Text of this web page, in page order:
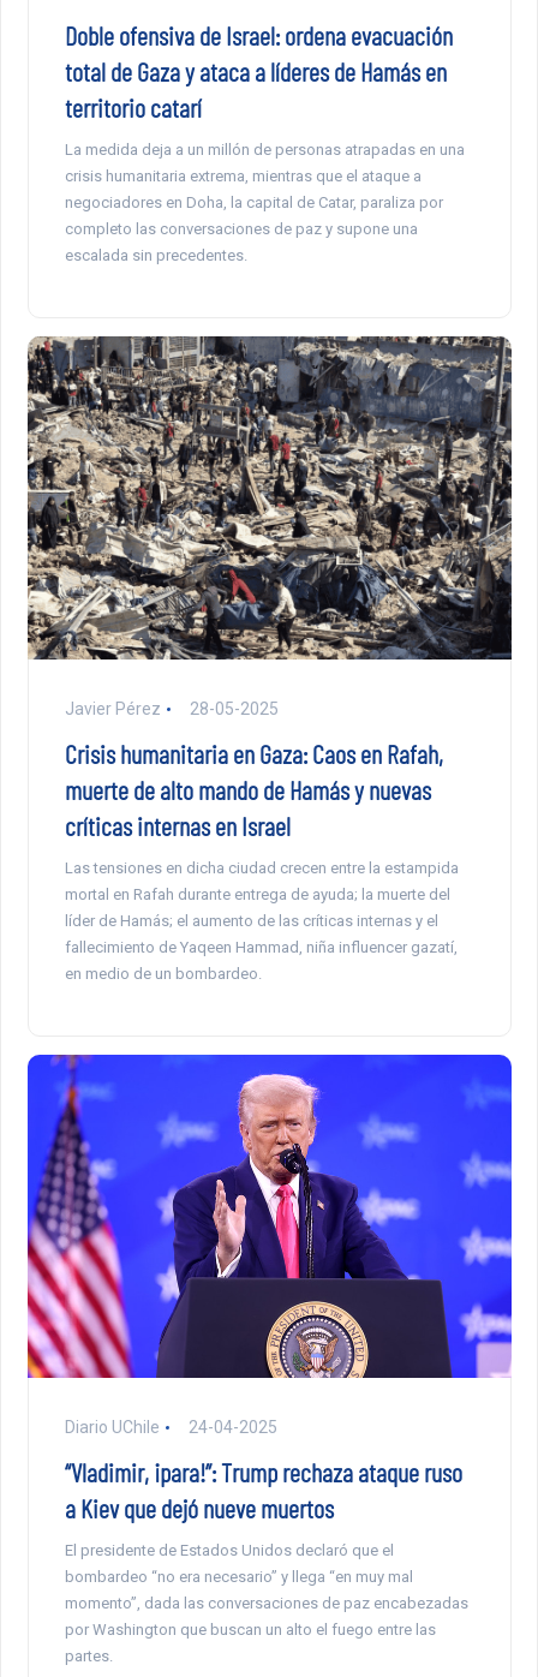
Doble ofensiva de Israel: ordena evacuación
total de Gaza y ataca a líderes de Hamás en
territorio catarí
La medida deja a un millón de personas atrapadas en una
crisis humanitaria extrema, mientras que el ataque a
negociadores en Doha, la capital de Catar, paraliza por
completo las conversaciones de paz y supone una
escalada sin precedentes.
Javier Pérez 28-05-2025
Crisis humanitaria en Gaza: Caos en Rafah,
muerte de alto mando de Hamás y nuevas
críticas internas en Israel
Las tensiones en dicha ciudad crecen entre la estampida
mortal en Rafah durante entrega de ayuda; la muerte del
líder de Hamás; el aumento de las críticas internas y el
fallecimiento de Yaqeen Hammad, niña influencer gazatí,
en medio de un bombardeo.
Diario UChile 24-04-2025
“Vladimir, ¡para!”: Trump rechaza ataque ruso
a Kiev que dejó nueve muertos
El presidente de Estados Unidos declaró que el
bombardeo “no era necesario” y llega “en muy mal
momento”, dada las conversaciones de paz encabezadas
por Washington que buscan un alto el fuego entre las
partes.